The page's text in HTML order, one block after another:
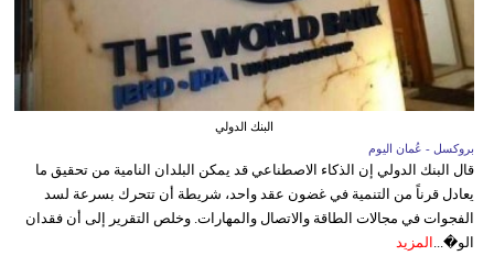
البنك الدولي
بروكسل - عُمان اليوم
قال البنك الدولي إن الذكاء الاصطناعي قد يمكن البلدان النامية من تحقيق ما
يعادل قرناً من التنمية في غضون عقد واحد، شريطة أن تتحرك بسرعة لسد
الفجوات في مجالات الطاقة والاتصال والمهارات. وخلص التقرير إلى أن فقدان
الو�... المزيد